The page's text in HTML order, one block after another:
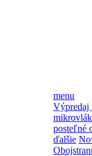
menu
Výpredaj
posteľné
ďalšie